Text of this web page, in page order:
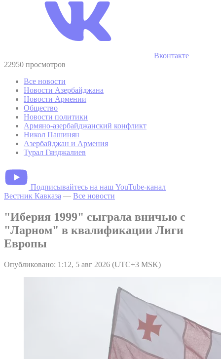
Вконтакте
22950 просмотров
Все новости
Новости Азербайджана
Новости Армении
Общество
Новости политики
Армяно-азербайджанский конфликт
Никол Пашинян
Азербайджан и Армения
Турал Гянджалиев
Подписывайтесь на наш YouTube-канал
Вестник Кавказа — Все новости
"Иберия 1999" сыграла вничью с
"Ларном" в квалификации Лиги
Европы
Опубликовано: 1:12, 5 авг 2026 (UTC+3 MSK)